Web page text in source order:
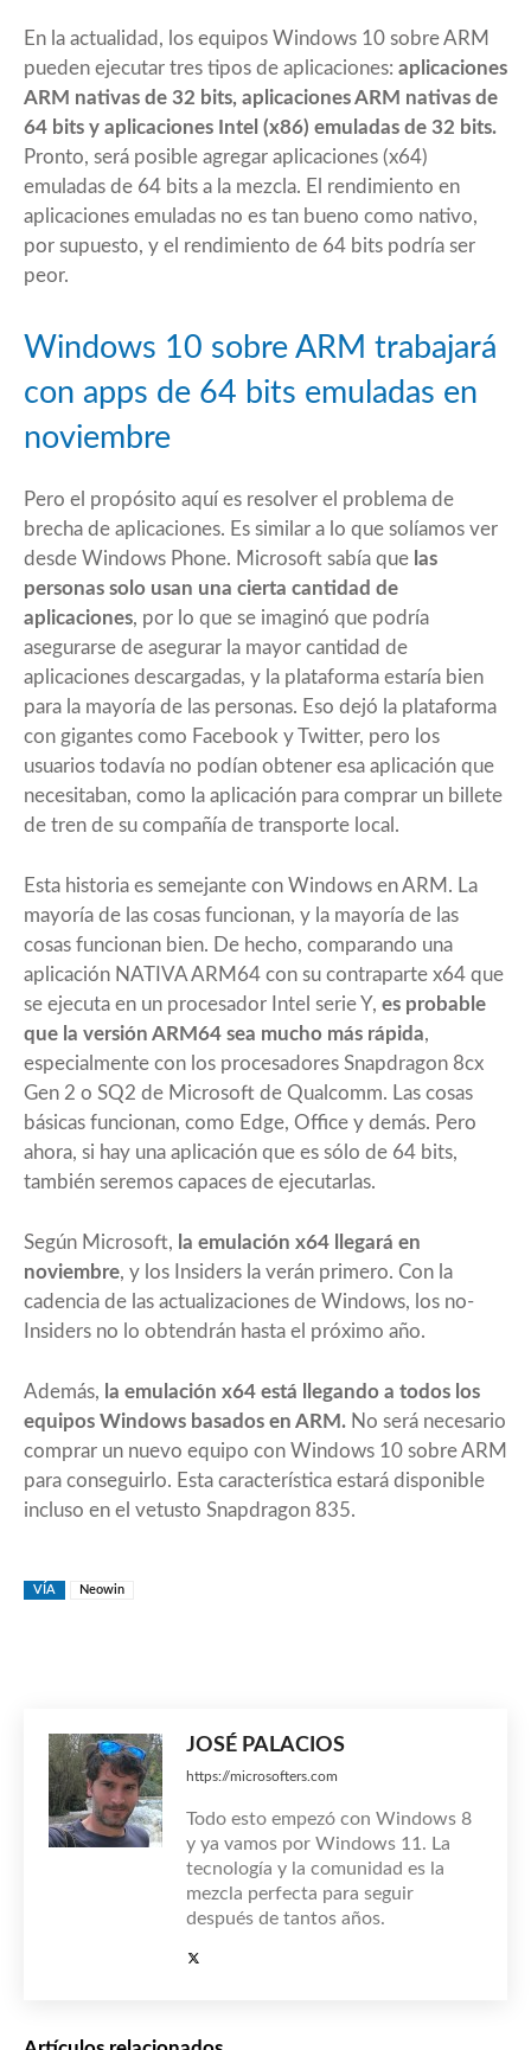
En la actualidad, los equipos Windows 10 sobre ARM
pueden ejecutar tres tipos de aplicaciones: aplicaciones
ARM nativas de 32 bits, aplicaciones ARM nativas de
64 bits y aplicaciones Intel (x86) emuladas de 32 bits.
Pronto, será posible agregar aplicaciones (x64)
emuladas de 64 bits a la mezcla. El rendimiento en
aplicaciones emuladas no es tan bueno como nativo,
por supuesto, y el rendimiento de 64 bits podría ser
peor.
Windows 10 sobre ARM trabajará
con apps de 64 bits emuladas en
noviembre
Pero el propósito aquí es resolver el problema de
brecha de aplicaciones. Es similar a lo que solíamos ver
desde Windows Phone. Microsoft sabía que las
personas solo usan una cierta cantidad de
aplicaciones, por lo que se imaginó que podría
asegurarse de asegurar la mayor cantidad de
aplicaciones descargadas, y la plataforma estaría bien
para la mayoría de las personas. Eso dejó la plataforma
con gigantes como Facebook y Twitter, pero los
usuarios todavía no podían obtener esa aplicación que
necesitaban, como la aplicación para comprar un billete
de tren de su compañía de transporte local.
Esta historia es semejante con Windows en ARM. La
mayoría de las cosas funcionan, y la mayoría de las
cosas funcionan bien. De hecho, comparando una
aplicación NATIVA ARM64 con su contraparte x64 que
se ejecuta en un procesador Intel serie Y, es probable
que la versión ARM64 sea mucho más rápida,
especialmente con los procesadores Snapdragon 8cx
Gen 2 o SQ2 de Microsoft de Qualcomm. Las cosas
básicas funcionan, como Edge, Office y demás. Pero
ahora, si hay una aplicación que es sólo de 64 bits,
también seremos capaces de ejecutarlas.
Según Microsoft, la emulación x64 llegará en
noviembre, y los Insiders la verán primero. Con la
cadencia de las actualizaciones de Windows, los no-
Insiders no lo obtendrán hasta el próximo año.
Además, la emulación x64 está llegando a todos los
equipos Windows basados en ARM. No será necesario
comprar un nuevo equipo con Windows 10 sobre ARM
para conseguirlo. Esta característica estará disponible
incluso en el vetusto Snapdragon 835.
VÍA Neowin
JOSÉ PALACIOS
https://microsofters.com
Todo esto empezó con Windows 8
y ya vamos por Windows 11. La
tecnología y la comunidad es la
mezcla perfecta para seguir
después de tantos años.